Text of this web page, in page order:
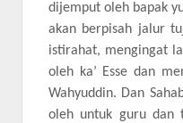
dijemput oleh bapak
akan berpisah jalur
istirahat, mengingat
oleh ka’ Esse dan
Wahyuddin. Dan
oleh untuk guru dan